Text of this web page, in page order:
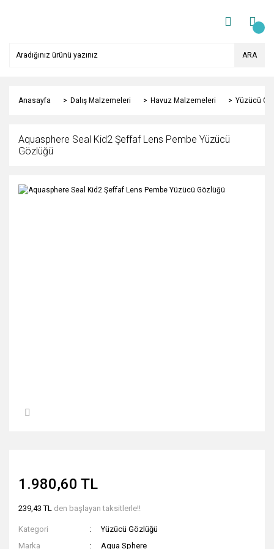
ARA
Anasayfa Dalış Malzemeleri Havuz Malzemeleri Yüzücü
Aquasphere Seal Kid2 Şeffaf Lens Pembe Yüzücü
Gözlüğü
1.980,60 TL
239,43 TL den başlayan taksitlerle!!
Kategori
Yüzücü Gözlüğü
Marka
Aqua Sphere